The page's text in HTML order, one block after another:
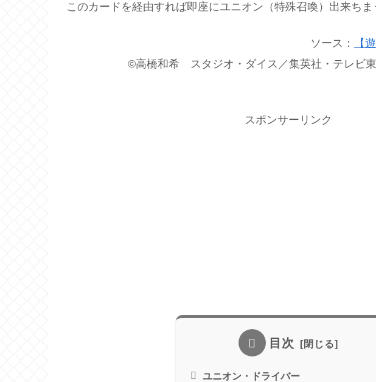
このカードを経由すれば即座にユニオン（特殊召喚）出来ちま
ソース：
【
©高橋和希 スタジオ・ダイス／集英社・テレビ
スポンサーリンク
目次
ユニオン・ドライバー